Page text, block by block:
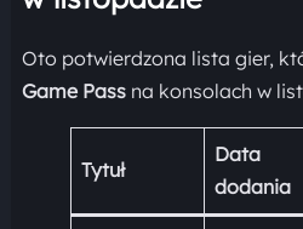
Oto potwierdzona lista gier,
Game Passna konsolach w
Tytuł
Data
dodania